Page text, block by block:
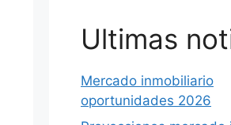
Ultimas
Mercado inmobiliario
oportunidades 2026